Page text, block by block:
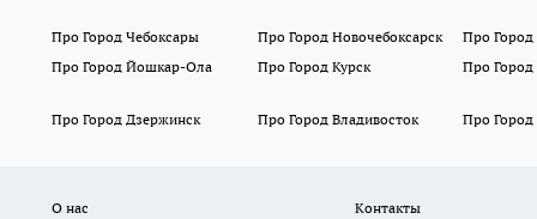
Про Город Чебоксары Про Город Новочебоксарск Про Город
Про Город Йошкар-Ола
Про Город Курск Про
Про Город Дзержинск
Про Город Владивосток Про Город
О нас Контакты